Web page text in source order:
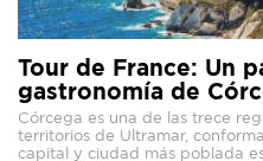
Tour de France: Un
gastronomía de
Córcega es una de las trece
territorios de Ultramar,
capital y ciudad más poblada